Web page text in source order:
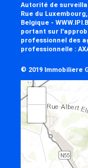
Autorité de
Rue du
Belgique -
portant sur
professionnel des
professionnelle :
© 2019 Immobiliere